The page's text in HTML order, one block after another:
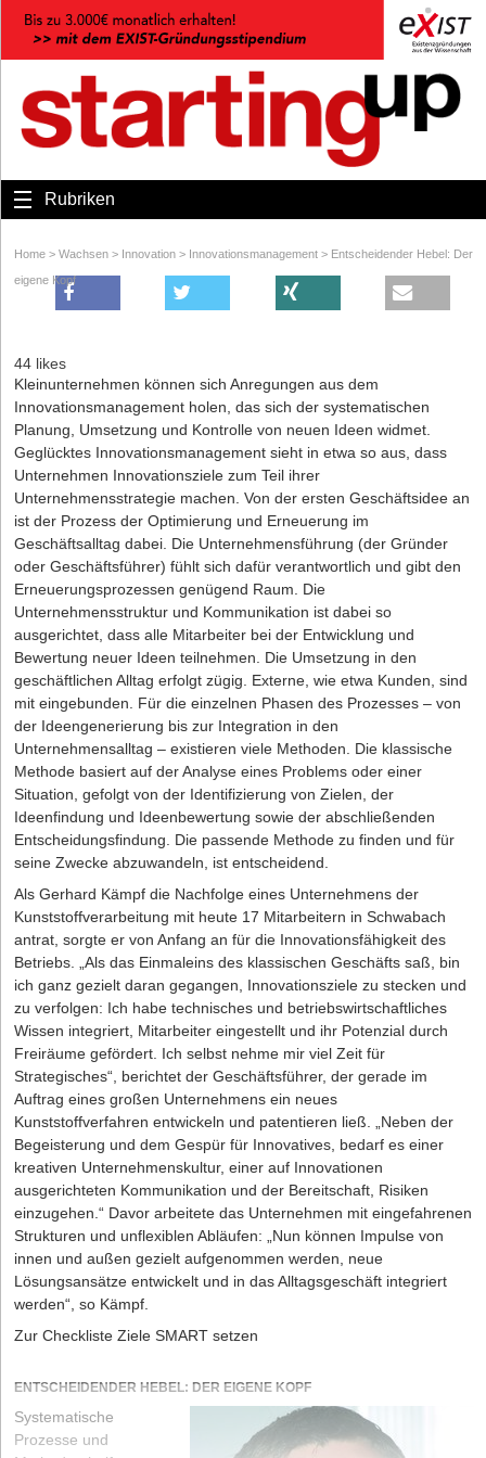
Rubriken
Home > Wachsen > Innovation > Innovationsmanagement > Entscheidender Hebel: Der
eigene Kopf
44 likes
Kleinunternehmen können sich Anregungen aus dem
Innovationsmanagement holen, das sich der systematischen
Planung, Umsetzung und Kontrolle von neuen Ideen widmet.
Geglücktes Innovationsmanagement sieht in etwa so aus, dass
Unternehmen Innovationsziele zum Teil ihrer
Unternehmensstrategie machen. Von der ersten Geschäftsidee an
ist der Prozess der Optimierung und Erneuerung im
Geschäftsalltag dabei. Die Unternehmensführung (der Gründer
oder Geschäftsführer) fühlt sich dafür verantwortlich und gibt den
Erneuerungsprozessen genügend Raum. Die
Unternehmensstruktur und Kommunikation ist dabei so
ausgerichtet, dass alle Mitarbeiter bei der Entwicklung und
Bewertung neuer Ideen teilnehmen. Die Umsetzung in den
geschäftlichen Alltag erfolgt zügig. Externe, wie etwa Kunden, sind
mit eingebunden. Für die einzelnen Phasen des Prozesses – von
der Ideengenerierung bis zur Integration in den
Unternehmensalltag – existieren viele Methoden. Die klassische
Methode basiert auf der Analyse eines Problems oder einer
Situation, gefolgt von der Identifizierung von Zielen, der
Ideenfindung und Ideenbewertung sowie der abschließenden
Entscheidungsfindung. Die passende Methode zu finden und für
seine Zwecke abzuwandeln, ist entscheidend.
Als Gerhard Kämpf die Nachfolge eines Unternehmens der
Kunststoffverarbeitung mit heute 17 Mitarbeitern in Schwabach
antrat, sorgte er von Anfang an für die Innovationsfähigkeit des
Betriebs. „Als das Einmaleins des klassischen Geschäfts saß, bin
ich ganz gezielt daran gegangen, Innovationsziele zu stecken und
zu verfolgen: Ich habe technisches und betriebswirtschaftliches
Wissen integriert, Mitarbeiter eingestellt und ihr Potenzial durch
Freiräume gefördert. Ich selbst nehme mir viel Zeit für
Strategisches“, berichtet der Geschäftsführer, der gerade im
Auftrag eines großen Unternehmens ein neues
Kunststoffverfahren entwickeln und patentieren ließ. „Neben der
Begeisterung und dem Gespür für Innovatives, bedarf es einer
kreativen Unternehmenskultur, einer auf Innovationen
ausgerichteten Kommunikation und der Bereitschaft, Risiken
einzugehen.“ Davor arbeitete das Unternehmen mit eingefahrenen
Strukturen und unflexiblen Abläufen: „Nun können Impulse von
innen und außen gezielt aufgenommen werden, neue
Lösungsansätze entwickelt und in das Alltagsgeschäft integriert
werden“, so Kämpf.
Zur Checkliste Ziele SMART setzen
ENTSCHEIDENDER HEBEL: DER EIGENE KOPF
Systematische
Prozesse und